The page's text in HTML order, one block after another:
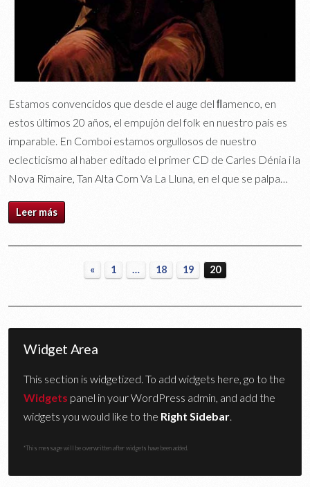
Estamos convencidos que desde el auge del ﬂamenco, en
estos últimos 20 años, el empujón del folk en nuestro país es
imparable. En Comboi estamos orgullosos de nuestro
eclecticismo al haber editado el primer CD de Carles Dénia i la
Nova Rimaire, Tan Alta Com Va La Lluna, en el que se palpa…
Leer más
« 1 … 18 19 20
Widget Area
This section is widgetized. To add widgets here, go to the
Widgets panel in your WordPress admin, and add the
widgets you would like to the Right Sidebar.
*This message will be overwritten after widgets have been added.